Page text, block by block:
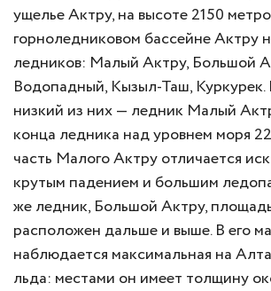
ущелье Актру, на высоте 2150
горноледниковом бассейне Актру
ледников: Малый Актру, Большой
Водопадный, Кызыл-Таш,
низкий из них — ледник Малый
конца ледника над уровнем моря
часть Малого Актру отличается
крутым падением и большим
же ледник, Большой Актру,
расположен дальше и выше. В его
наблюдается максимальная на
льда: местами он имеет толщину